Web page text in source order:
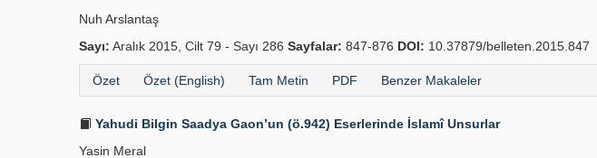
Nuh Arslantaş
Sayı: Aralık 2015, Cilt 79 - Sayı 286 Sayfalar: 847-876 DOI: 10.37879/belleten.2015.847
Özet Özet (English) Tam Metin PDF Benzer Makaleler
Yahudi Bilgin Saadya Gaon’un (ö.942) Eserlerinde İslamî Unsurlar
Yasin Meral